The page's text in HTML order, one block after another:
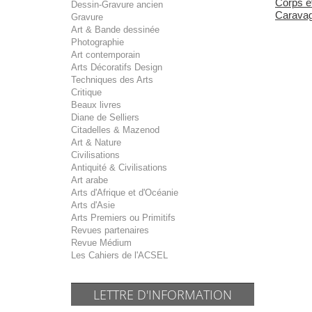
Dessin-Gravure ancien
Gravure
Art & Bande dessinée
Photographie
Art contemporain
Arts Décoratifs Design
Techniques des Arts
Critique
Beaux livres
Diane de Selliers
Citadelles & Mazenod
Art & Nature
Civilisations
Antiquité & Civilisations
Art arabe
Arts d'Afrique et d'Océanie
Arts d'Asie
Arts Premiers ou Primitifs
Revues partenaires
Revue Médium
Les Cahiers de l'ACSEL
LETTRE D'INFORMATION
Corps